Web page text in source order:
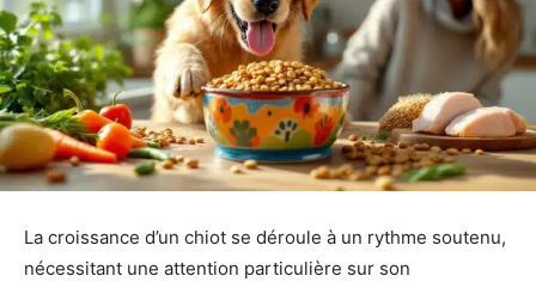
La croissance d’un chiot se déroule à un rythme soutenu,
nécessitant une attention particulière sur son